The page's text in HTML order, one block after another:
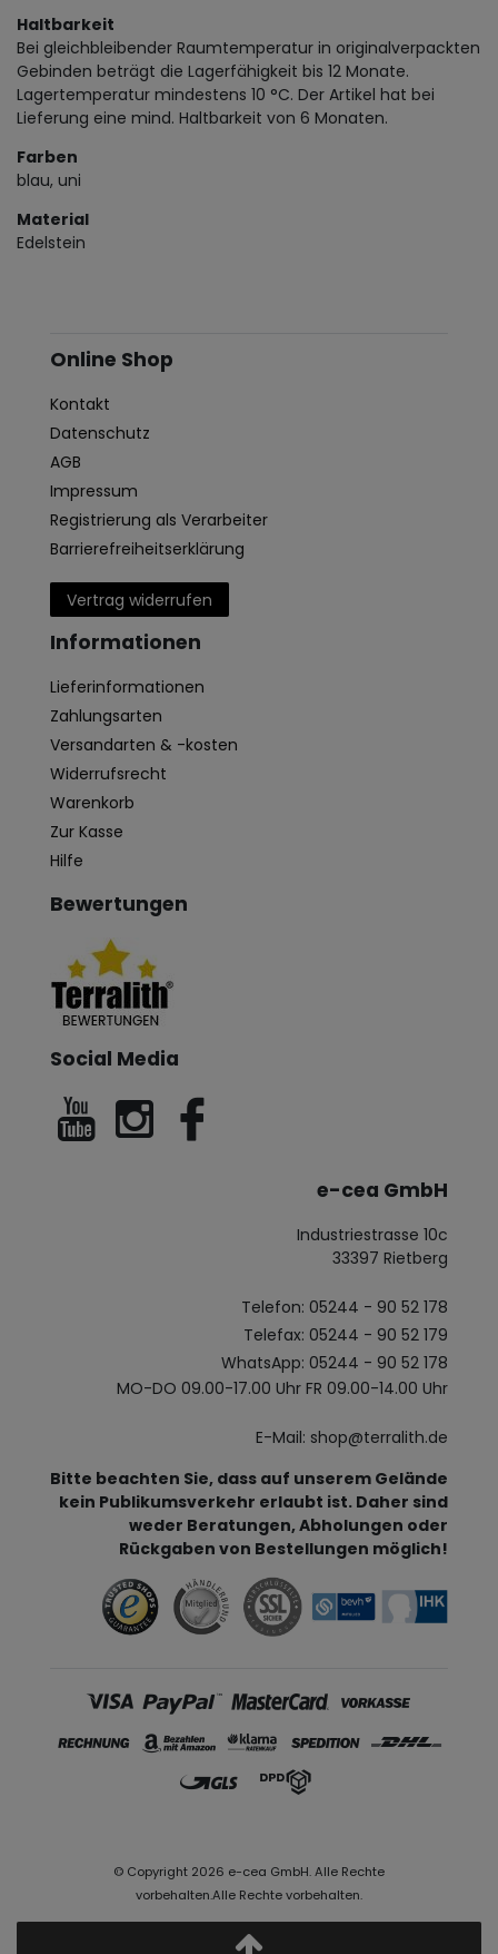
Haltbarkeit
Bei gleichbleibender Raumtemperatur in originalverpackten
Gebinden beträgt die Lagerfähigkeit bis 12 Monate.
Lagertemperatur mindestens 10 °C. Der Artikel hat bei
Lieferung eine mind. Haltbarkeit von 6 Monaten.
Farben
blau, uni
Material
Edelstein
Online Shop
Kontakt
Datenschutz
AGB
Impressum
Registrierung als Verarbeiter
Barrierefreiheitserklärung
Vertrag widerrufen
Informationen
Lieferinformationen
Zahlungsarten
Versandarten & -kosten
Widerrufsrecht
Warenkorb
Zur Kasse
Hilfe
Bewertungen
Social Media
e-cea GmbH
Industriestrasse 10c
33397 Rietberg
Telefon: 05244 - 90 52 178
Telefax: 05244 - 90 52 179
WhatsApp: 05244 - 90 52 178
MO-DO 09.00-17.00 Uhr FR 09.00-14.00 Uhr
E-Mail: shop@terralith.de
Bitte beachten Sie, dass auf unserem Gelände
kein Publikumsverkehr erlaubt ist. Daher sind
weder Beratungen, Abholungen oder
Rückgaben von Bestellungen möglich!
© Copyright 2026 e-cea GmbH. Alle Rechte
vorbehalten.Alle Rechte vorbehalten.